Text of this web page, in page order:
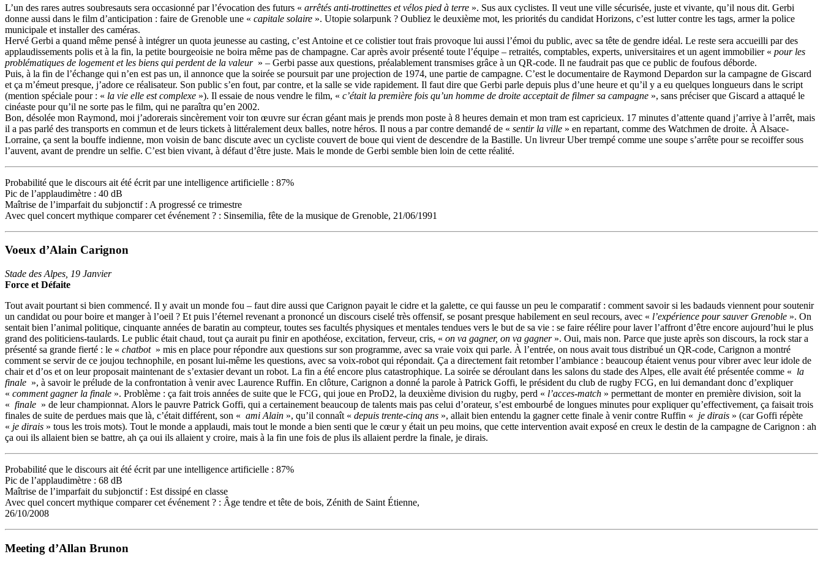
L’un des rares autres soubresauts sera occasionné par l’évocation des futurs « arrêtés anti-trottinettes et vélos pied à terre ». Sus aux cyclistes. Il veut une ville sécurisée, juste et vivante, qu’il nous dit. Gerbi
donne aussi dans le film d’anticipation : faire de Grenoble une « capitale solaire ». Utopie solarpunk ? Oubliez le deuxième mot, les priorités du candidat Horizons, c’est lutter contre les tags, armer la police
municipale et installer des caméras.
Hervé Gerbi a quand même pensé à intégrer un quota jeunesse au casting, c’est Antoine et ce colistier tout frais provoque lui aussi l’émoi du public, avec sa tête de gendre idéal. Le reste sera accueilli par des
applaudissements polis et à la fin, la petite bourgeoisie ne boira même pas de champagne. Car après avoir présenté toute l’équipe – retraités, comptables, experts, universitaires et un agent immobilier « pour les
problématiques de logement et les biens qui perdent de la valeur » – Gerbi passe aux questions, préalablement transmises grâce à un QR-code. Il ne faudrait pas que ce public de foufous déborde.
Puis, à la fin de l’échange qui n’en est pas un, il annonce que la soirée se poursuit par une projection de 1974, une partie de campagne. C’est le documentaire de Raymond Depardon sur la campagne de Giscard
et ça m’émeut presque, j’adore ce réalisateur. Son public s’en fout, par contre, et la salle se vide rapidement. Il faut dire que Gerbi parle depuis plus d’une heure et qu’il y a eu quelques longueurs dans le script
(mention spéciale pour : « la vie elle est complexe »). Il essaie de nous vendre le film, « c’était la première fois qu’un homme de droite acceptait de filmer sa campagne », sans préciser que Giscard a attaqué le
cinéaste pour qu’il ne sorte pas le film, qui ne paraîtra qu’en 2002.
Bon, désolée mon Raymond, moi j’adorerais sincèrement voir ton œuvre sur écran géant mais je prends mon poste à 8 heures demain et mon tram est capricieux. 17 minutes d’attente quand j’arrive à l’arrêt, mais
il a pas parlé des transports en commun et de leurs tickets à littéralement deux balles, notre héros. Il nous a par contre demandé de « sentir la ville » en repartant, comme des Watchmen de droite. À Alsace-
Lorraine, ça sent la bouffe indienne, mon voisin de banc discute avec un cycliste couvert de boue qui vient de descendre de la Bastille. Un livreur Uber trempé comme une soupe s’arrête pour se recoiffer sous
l’auvent, avant de prendre un selfie. C’est bien vivant, à défaut d’être juste. Mais le monde de Gerbi semble bien loin de cette réalité.
Probabilité que le discours ait été écrit par une intelligence artificielle : 87%
Pic de l’applaudimètre : 40 dB
Maîtrise de l’imparfait du subjonctif : A progressé ce trimestre
Avec quel concert mythique comparer cet événement ? : Sinsemilia, fête de la musique de Grenoble, 21/06/1991
Voeux d’Alain Carignon
Stade des Alpes, 19 Janvier
Force et Défaite
Tout avait pourtant si bien commencé. Il y avait un monde fou – faut dire aussi que Carignon payait le cidre et la galette, ce qui fausse un peu le comparatif : comment savoir si les badauds viennent pour soutenir
un candidat ou pour boire et manger à l’oeil ? Et puis l’éternel revenant a prononcé un discours ciselé très offensif, se posant presque habilement en seul recours, avec « l’expérience pour sauver Grenoble ». On
sentait bien l’animal politique, cinquante années de baratin au compteur, toutes ses facultés physiques et mentales tendues vers le but de sa vie : se faire réélire pour laver l’affront d’être encore aujourd’hui le plus
grand des politiciens-taulards. Le public était chaud, tout ça aurait pu finir en apothéose, excitation, ferveur, cris, « on va gagner, on va gagner». Oui, mais non. Parce que juste après son discours, la rock star a
présenté sa grande fierté : le « chatbot » mis en place pour répondre aux questions sur son programme, avec sa vraie voix qui parle. À l’entrée, on nous avait tous distribué un QR-code, Carignon a montré
comment se servir de ce joujou technophile, en posant lui-même les questions, avec sa voix-robot qui répondait. Ça a directement fait retomber l’ambiance : beaucoup étaient venus pour vibrer avec leur idole de
chair et d’os et on leur proposait maintenant de s’extasier devant un robot. La fin a été encore plus catastrophique. La soirée se déroulant dans les salons du stade des Alpes, elle avait été présentée comme « la
finale », à savoir le prélude de la confrontation à venir avec Laurence Ruffin. En clôture, Carignon a donné la parole à Patrick Goffi, le président du club de rugby FCG, en lui demandant donc d’expliquer
« comment gagner la finale ». Problème : ça fait trois années de suite que le FCG, qui joue en ProD2, la deuxième division du rugby, perd « l’acces-match » permettant de monter en première division, soit la
« finale » de leur championnat. Alors le pauvre Patrick Goffi, qui a certainement beaucoup de talents mais pas celui d’orateur, s’est embourbé de longues minutes pour expliquer qu’effectivement, ça faisait trois
finales de suite de perdues mais que là, c’était différent, son « ami Alain », qu’il connaît « depuis trente-cinq ans », allait bien entendu la gagner cette finale à venir contre Ruffin « je dirais » (car Goffi répète
« je dirais » tous les trois mots). Tout le monde a applaudi, mais tout le monde a bien senti que le cœur y était un peu moins, que cette intervention avait exposé en creux le destin de la campagne de Carignon : ah
ça oui ils allaient bien se battre, ah ça oui ils allaient y croire, mais à la fin une fois de plus ils allaient perdre la finale, je dirais.
Probabilité que le discours ait été écrit par une intelligence artificielle : 87%
Pic de l’applaudimètre : 68 dB
Maîtrise de l’imparfait du subjonctif : Est dissipé en classe
Avec quel concert mythique comparer cet événement ? : Âge tendre et tête de bois, Zénith de Saint Étienne,
26/10/2008
Meeting d’Allan Brunon